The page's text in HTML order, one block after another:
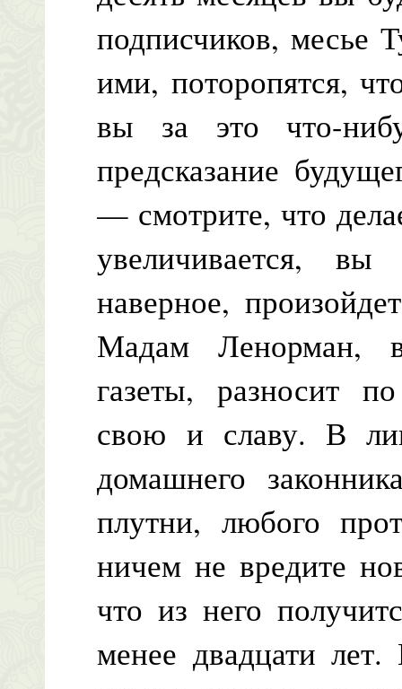
подписчиков, месье
ими, поторопятся,
вы за это что-
предсказание
— смотрите, что
увеличивается,
наверное,
Мадам Ленорман,
газеты, разносит
свою и славу. В
домашнего
плутни, любого
ничем не вредите
что из него
менее двадцати